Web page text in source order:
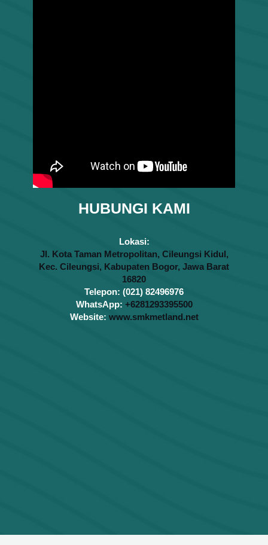
HUBUNGI KAMI
Lokasi:
Jl. Kota Taman Metropolitan, Cileungsi Kidul,
Kec. Cileungsi, Kabupaten Bogor, Jawa Barat
16820
Telepon: (021) 82496976
WhatsApp: +6281293395500
Website: www.smkmetland.net